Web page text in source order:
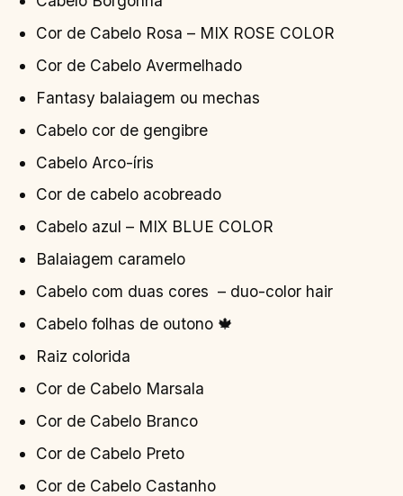
Cor de Cabelo Rosa – MIX ROSE COLOR
Cor de Cabelo Avermelhado
Fantasy balaiagem ou mechas
Cabelo cor de gengibre
Cabelo Arco-íris
Cor de cabelo acobreado
Cabelo azul – MIX BLUE COLOR
Balaiagem caramelo
Cabelo com duas cores – duo-color hair
Cabelo folhas de outono 🍁
Raiz colorida
Cor de Cabelo Marsala
Cor de Cabelo Branco
Cor de Cabelo Preto
Cor de Cabelo Castanho